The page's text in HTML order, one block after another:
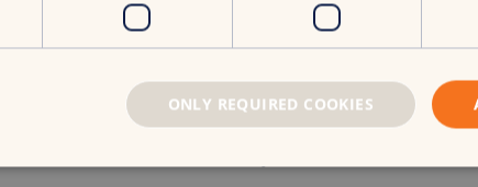
impact
Wat je van ons krijgt
Bij ons krijg je de kans om een significante
ONLY REQUIRED COOKIES